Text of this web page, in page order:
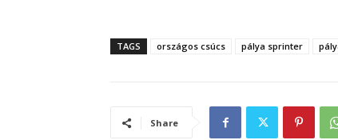
TAGS országos csúcs pálya sprinter
Share